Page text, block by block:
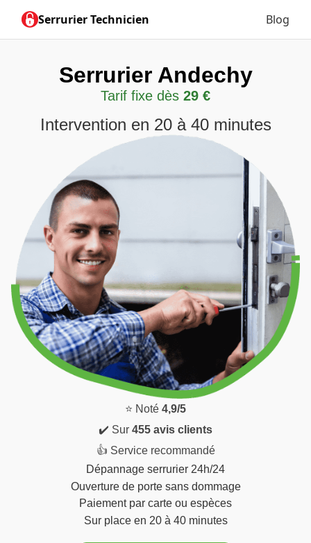
Serrurier Technicien Blog
Serrurier Andechy
Tarif fixe dès 29 €
Intervention en 20 à 40 minutes
⭐ Noté 4,9/5
✔️ Sur 455 avis clients
👍 Service recommandé
Dépannage serrurier 24h/24
Ouverture de porte sans dommage
Paiement par carte ou espèces
Sur place en 20 à 40 minutes